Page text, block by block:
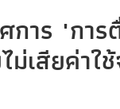
การ "
เสียค่าใ